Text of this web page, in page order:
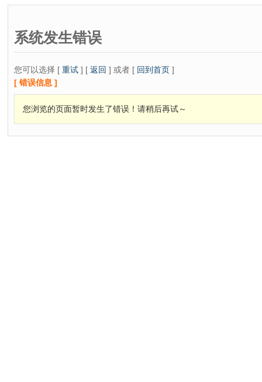
系统发生错误
您可以选择 [ 重试 ] [ 返回 ] 或者 [ 回到首页 ]
[ 错误信息 ]
您浏览的页面暂时发生了错误！请稍后再试～